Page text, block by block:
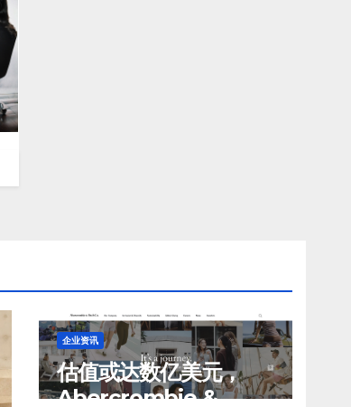
企业资讯
估值或达数亿美元，
Abercrombie &